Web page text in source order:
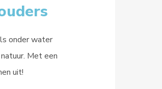
onder water
Met een
uit!